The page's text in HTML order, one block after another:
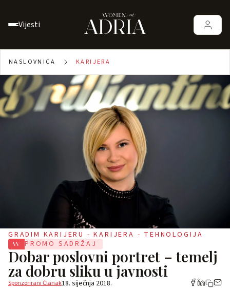
Vijesti
NASLOVNICA KARIJERA
GRADIM KARIJERU - KARIJERA - TEHNOLOGIJA
PROMO SADRŽAJ
Dobar poslovni portret – temelj
za dobru sliku u javnosti
Sponzorirani Članak18. siječnja 2018.